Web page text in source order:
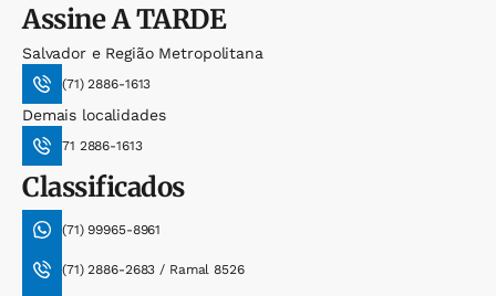
AssineA TARDE
Salvador e Região Metropolitana
(71) 2886-1613
Demais localidades
71 2886-1613
Classificados
(71) 99965-8961
(71) 2886-2683 / Ramal 8526